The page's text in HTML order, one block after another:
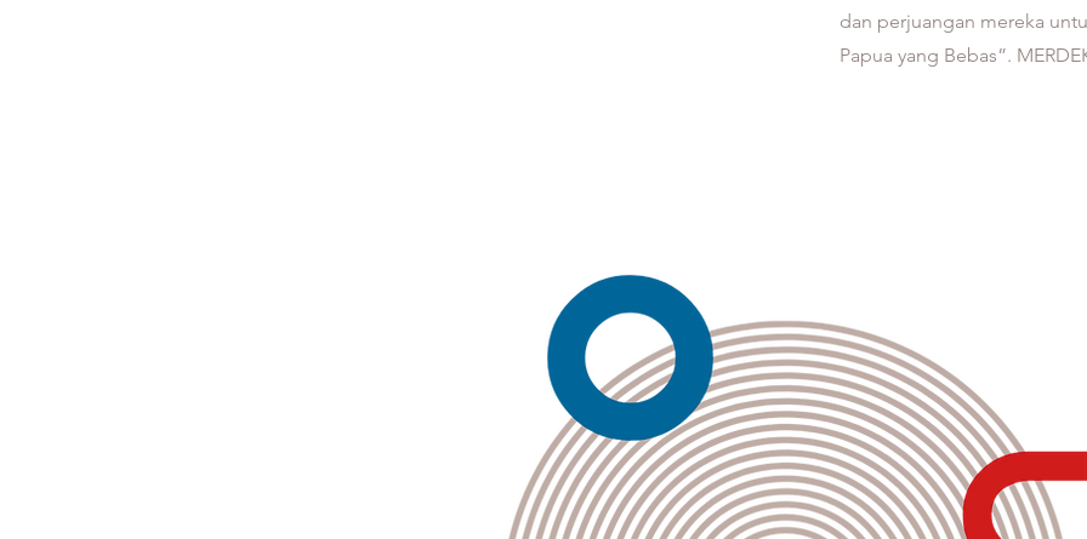
dan perjuangan mereka
Papua yang Bebas”.